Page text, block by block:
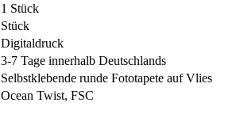
1 Stück
Stück
Digitaldruck
3-7 Tage innerhalb Deutschlands
Selbstklebende runde Fototapete auf Vlies
Ocean Twist, FSC